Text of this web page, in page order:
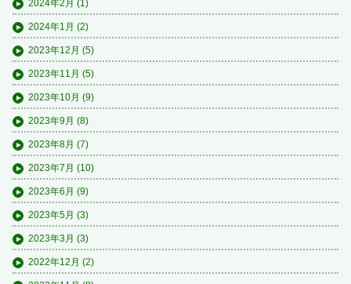
2024年2月 (1)
2024年1月 (2)
2023年12月 (5)
2023年11月 (5)
2023年10月 (9)
2023年9月 (8)
2023年8月 (7)
2023年7月 (10)
2023年6月 (9)
2023年5月 (3)
2023年3月 (3)
2022年12月 (2)